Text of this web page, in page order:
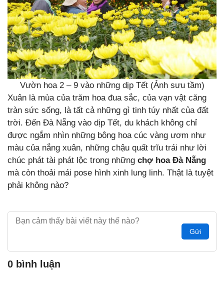
Vườn hoa 2 – 9 vào những dịp Tết (Ảnh sưu tầm)
Xuân là mùa của trăm hoa đua sắc, của vạn vật căng
tràn sức sống, là tất cả những gì tinh túy nhất của đất
trời. Đến Đà Nẵng vào dịp Tết, du khách không chỉ
được ngắm nhìn những bông hoa cúc vàng ươm như
màu của nắng xuân, những chậu quất trĩu trái như lời
chúc phát tài phát lộc trong những chợ hoa Đà Nẵng
mà còn thoải mái pose hình xinh lung linh. Thật là tuyệt
phải không nào?
Gửi
0 bình luận